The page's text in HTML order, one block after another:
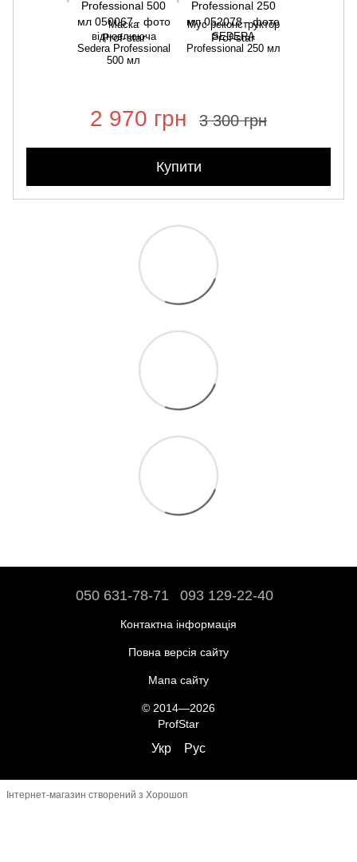
Маска
відновлююча
Sedera Professional
500 мл
Мус реконструктор
SEDERA
Professional 250 мл
2 970 грн 3 300 грн
Купити
050 631-78-71 093 129-22-40
Контактна інформація
Повна версія сайту
Мапа сайту
© 2014—2026
ProfStar
Укр Рус
Інтернет-магазин створений з Хорошоп